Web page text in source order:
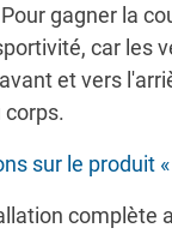
gagner la
car les
et vers
sur le produit
complète